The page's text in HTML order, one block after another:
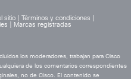
sitio Términos y condiciones
Marcas registradas
los moderadores, trabajan para Cisco
de los comentarios correspondientes
no de Cisco. El contenido se